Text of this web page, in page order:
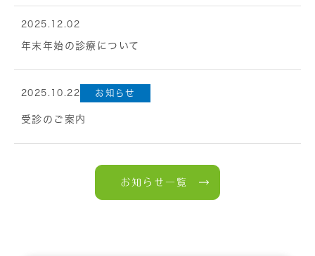
2025.12.02
年末年始の診療について
2025.10.22 お知らせ
受診のご案内
お知らせ一覧